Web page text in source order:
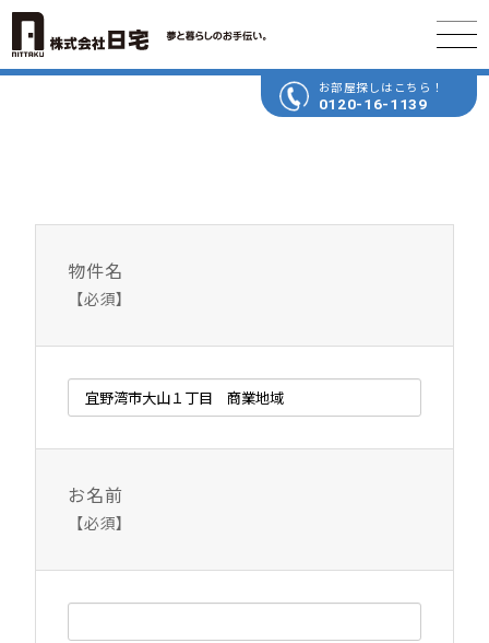
お部屋探しはこちら！
0120-16-1139
物件名
【必須】
お名前
【必須】